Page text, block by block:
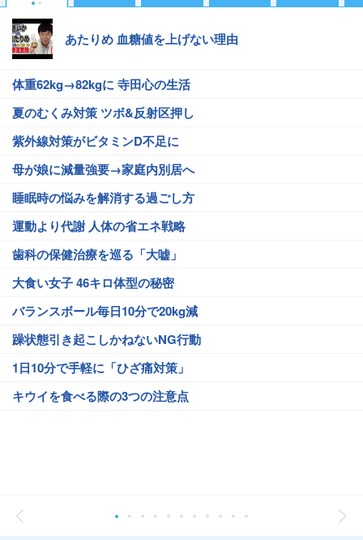
あたりめ 血糖値を上げない理由
体重62kg→82kgに 寺田心の生活
夏のむくみ対策 ツボ&反射区押し
紫外線対策がビタミンD不足に
母が娘に減量強要→家庭内別居へ
睡眠時の悩みを解消する過ごし方
運動より代謝 人体の省エネ戦略
歯科の保健治療を巡る「大嘘」
大食い女子 46キロ体型の秘密
バランスボール毎日10分で20kg減
躁状態引き起こしかねないNG行動
1日10分で手軽に「ひざ痛対策」
キウイを食べる際の3つの注意点